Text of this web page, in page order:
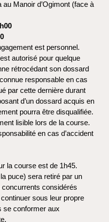
Manoir d’Ogimont (face à
est personnel.
autorisé pour quelque
rétrocédant son dossard
responsable en cas
par cette dernière durant
d’un dossard acquis en
pourra être disqualifiée.
lisible lors de la course.
en cas d’accident
la course est de 1h45.
puce) sera retiré par un
concurrents considérés
sous leur propre
se conformer aux